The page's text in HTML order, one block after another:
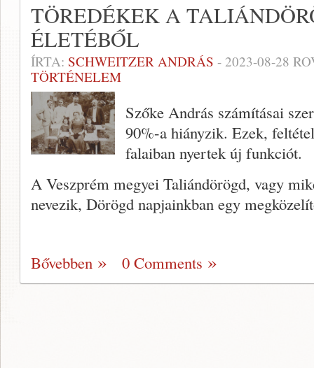
TÖREDÉKEK A
ÉLETÉBŐL
ÍRTA: SCHWEITZER ANDRÁS - 2023-08-28
TÖRTÉNELEM
Szőke András számításai
90%-a hiányzik. Ezek,
falaiban nyertek új funkciót.
A Veszprém megyei Taliándörögd, vagy
nevezik, Dörögd napjainkban egy
Bővebben 0 Comments